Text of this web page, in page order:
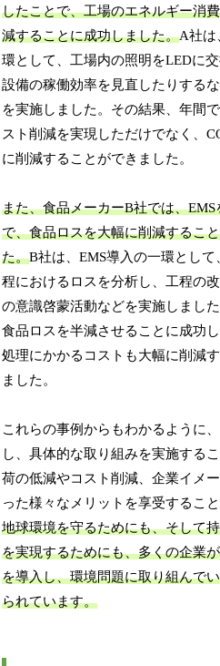
したことで、工場のエネルギー消
減することに成功しました。A社は
環として、工場内の照明をLEDに
設備の稼働効率を見直したりする
を実施しました。その結果、年間
スト削減を実現しただけでなく、
に削減することができました。
また、食品メーカーB社では、
で、食品ロスを大幅に削減するこ
た。B社は、EMS導入の一環として
程におけるロスを分析し、工程の
の意識啓蒙活動などを実施しました
食品ロスを半減させることに成功
処理にかかるコストも大幅に削減
ました。
これらの事例からもわかるように
し、具体的な取り組みを実施する
荷の低減やコスト削減、企業イメ
った様々なメリットを享受すること
地球環境を守るためにも、そして
を実現するためにも、多くの企業
を導入し、環境問題に取り組んで
られています。